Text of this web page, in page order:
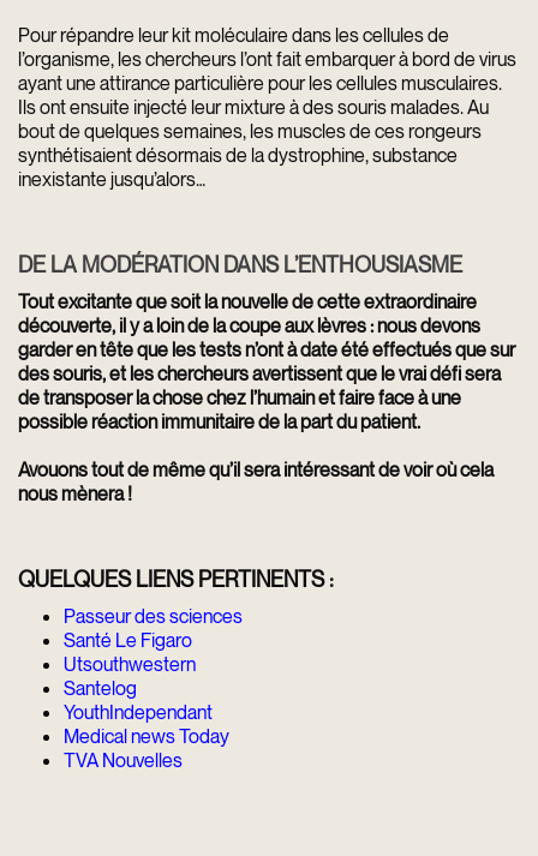
Pour répandre leur kit moléculaire dans les cellules de
l’organisme, les chercheurs l’ont fait embarquer à bord de virus
ayant une attirance particulière pour les cellules musculaires.
Ils ont ensuite injecté leur mixture à des souris malades. Au
bout de quelques semaines, les muscles de ces rongeurs
synthétisaient désormais de la dystrophine, substance
inexistante jusqu’alors…
DE LA MODÉRATION DANS L’ENTHOUSIASME
Tout excitante que soit la nouvelle de cette extraordinaire
découverte, il y a loin de la coupe aux lèvres : nous devons
garder en tête que les tests n’ont à date été effectués que sur
des souris, et les chercheurs avertissent que le vrai défi sera
de transposer la chose chez l’humain et faire face à une
possible réaction immunitaire de la part du patient.
Avouons tout de même qu’il sera intéressant de voir où cela
nous mènera !
QUELQUES LIENS PERTINENTS :
Passeur des sciences
Santé Le Figaro
Utsouthwestern
Santelog
YouthIndependant
Medical news Today
TVA Nouvelles